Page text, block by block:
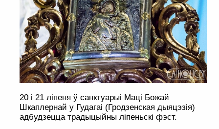
20 і 21 ліпеня ў санктуарыі Маці Божай
Шкаплернай у Гудагаі (Гродзенская дыяцэзія)
адбудзецца традыцыйны ліпеньскі фэст.